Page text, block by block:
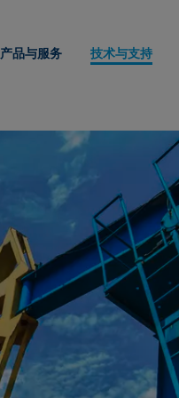
产品与服务 技术与支持